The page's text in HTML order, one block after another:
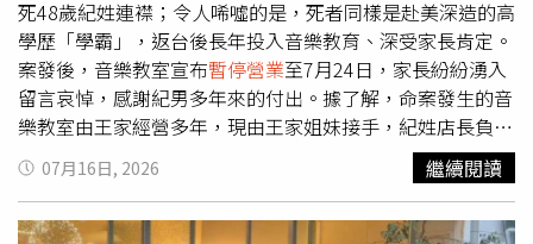
師那邊調整看看有沒有練錯，只要一天不練琴，手感立刻跑
掉，它們如果無限停業，請問底下學生老師該怎麼辦？」還
有人指出，自己身為陪伴音樂教室多年的員工，認真希望原
PO不要亂推測，「教室其他人的生計難道都不用負責嗎，
學生檢定不用準備不用繼續進度嗎？你是誰？請問你認識我
們老闆嗎？不認識的話就閉上你嘴，刪掉這篇噁爛的文章，
少用這些文字賺流量。可悲的人。」
死48歲紀姓連襟；令人唏噓的是，死者同樣是赴美深造的高
學歷「學霸」，返台後長年投入音樂教育、深受家長肯定。
案發後，音樂教室宣布暫停營業至7月24日，家長紛紛湧入
留言哀悼，感謝紀男多年來的付出。據了解，命案發生的音
樂教室由王家經營多年，現由王家姐妹接手，紀姓店長負責
日常營運管理。警方初步調查，林詩淳與紀男為連襟，雙方
長期因音樂教室經營權及家產分配問題產生嫌隙，14日下午
林男持刀闖入教室，朝紀男猛砍30多刀，警方到場後因林男
07月16日, 2026 繼續閱讀